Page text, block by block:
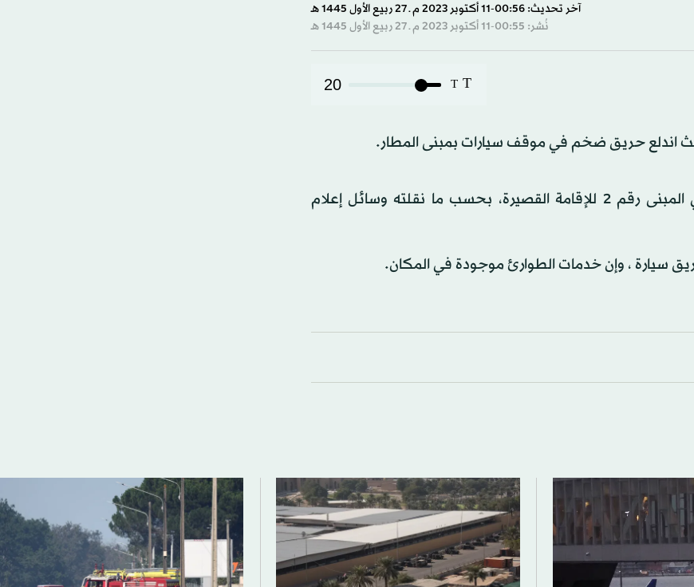
آخر تحديث: 00:56-11 أكتوبر 2023 م ـ 27 ربيع الأول 1445 هـ
نُشر: 00:55-11 أكتوبر 2023 م ـ 27 ربيع الأول 1445 هـ
T
T
20
اندلع حريق ضخم في موقف سيارات بمبنى المطار.
وتم فرض قيود على الوصول إلى المطار بسبب الحريق في المبنى رقم 2 للإقامة القصيرة، بحسب ما نقلته وسائل إعلام
سيارة ، وإن خدمات الطوارئ موجودة في المكان.